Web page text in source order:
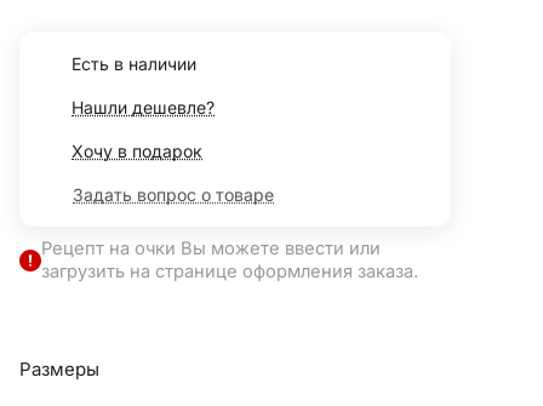
Есть в наличии
Нашли дешевле?
Хочу в подарок
Задать вопрос о товаре
Рецепт на очки Вы можете ввести или
загрузить на странице оформления заказа.
Размеры